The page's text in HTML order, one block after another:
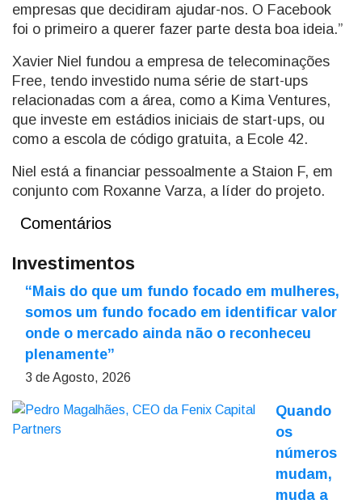
empresas que decidiram ajudar-nos. O Facebook
foi o primeiro a querer fazer parte desta boa ideia.”
Xavier Niel fundou a empresa de telecominações
Free, tendo investido numa série de start-ups
relacionadas com a área, como a Kima Ventures,
que investe em estádios iniciais de start-ups, ou
como a escola de código gratuita, a Ecole 42.
Niel está a financiar pessoalmente a Staion F, em
conjunto com Roxanne Varza, a líder do projeto.
Comentários
Investimentos
“Mais do que um fundo focado em mulheres,
somos um fundo focado em identificar valor
onde o mercado ainda não o reconheceu
plenamente”
3 de Agosto, 2026
Quando
os
números
mudam,
muda a